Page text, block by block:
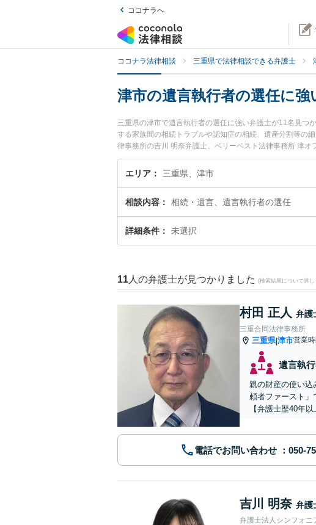
ココナラへ
ココナラ法律相談 三重県で法律相談できる弁護士
津市の遺言執行者の選任に強
三重県の津市で遺言執行者の選任に強い弁護士が11名見つ
する家族間の相続トラブルや認知症の相続、遺産分割等の
律事務所の吉川 明奈弁護士、ベリーベスト法律事務所 津
した遺言執行者の選任のトラブルを今すぐに弁護士に相談
任を法律相談できる津市内の弁護士に相談予約したい』な
エリア 三重県、津市
相談内容 相続・遺言、遺言執行者の選任
詳細条件 未選択
11 人の弁護士が見つかりました (検索結果について詳し
村田 正人 弁護
三重合同法律事務所
三重県|津市営業
遺言執
親の財産の使い込
頼者ファースト」
【弁護士歴40年以
電話でお問い合わせ
吉川 明奈 弁護
弁護士法人シンフォニ